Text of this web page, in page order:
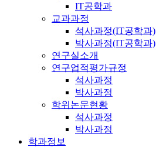
IT공학과
교과과정
석사과정(IT공학과)
박사과정(IT공학과)
연구실소개
연구업적평가규정
석사과정
박사과정
학위논문현황
석사과정
박사과정
학과정보